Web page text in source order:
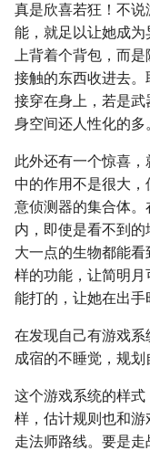
真是欣喜若狂！不
能，就足以让她成
上背着个背包，而
接触的东西收进去
接穿在身上，若是
身空间还人性化的多
此外还有一个惊喜
中的作用不是很大
意侦测器的集合体
内，即使是看不到
大一点的生物都能
样的功能，让简明
能打的，让她在出手
在发现自己有游戏系
成宿的不睡觉，规划
这个游戏系统的样
样，估计规则也和
走法师路线。要是